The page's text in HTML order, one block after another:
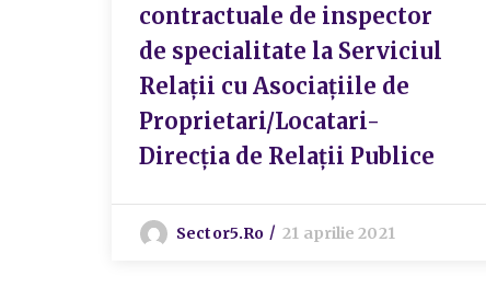
contractuale de inspector
de specialitate la Serviciul
Relații cu Asociațiile de
Proprietari/Locatari-
Direcția de Relații Publice
Sector5.ro 21 aprilie 2021